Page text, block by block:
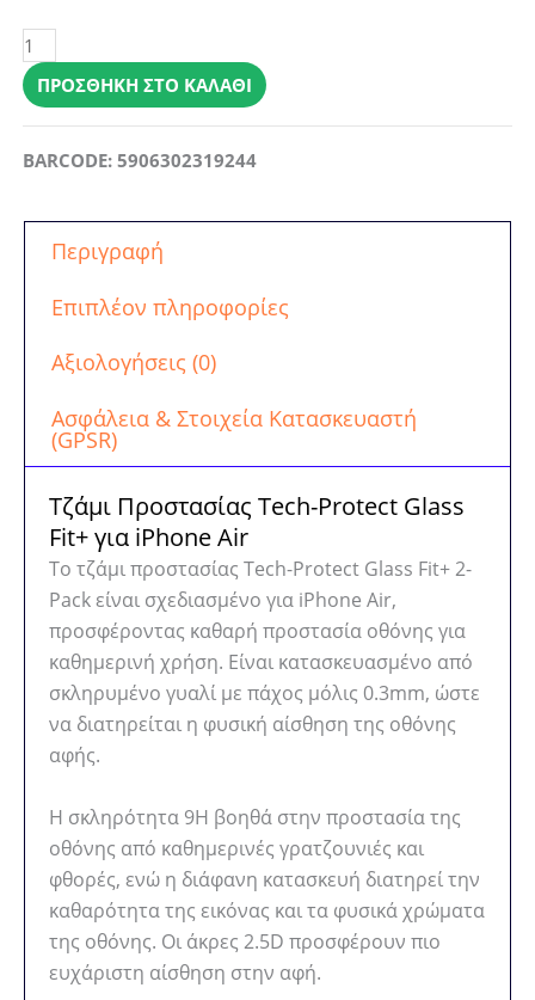
Προστασίας
iPhone
Air
Protect
Fit+
Clear
ποσότητα
ΠΡΟΣΘΉΚΗ ΣΤΟ ΚΑΛΆΘΙ
BARCODE: 5906302319244
Περιγραφή
Επιπλέον πληροφορίες
Αξιολογήσεις (0)
Ασφάλεια & Στοιχεία Κατασκευαστή
(GPSR)
Τζάμι Προστασίας Tech-Protect Glass
Fit+ για iPhone Air
Το τζάμι προστασίας Tech-Protect Glass Fit+ 2-
Pack είναι σχεδιασμένο για iPhone Air,
προσφέροντας καθαρή προστασία οθόνης για
καθημερινή χρήση. Είναι κατασκευασμένο από
σκληρυμένο γυαλί με πάχος μόλις 0.3mm, ώστε
να διατηρείται η φυσική αίσθηση της οθόνης
αφής.
Η σκληρότητα 9H βοηθά στην προστασία της
οθόνης από καθημερινές γρατζουνιές και
φθορές, ενώ η διάφανη κατασκευή διατηρεί την
καθαρότητα της εικόνας και τα φυσικά χρώματα
της οθόνης. Οι άκρες 2.5D προσφέρουν πιο
ευχάριστη αίσθηση στην αφή.